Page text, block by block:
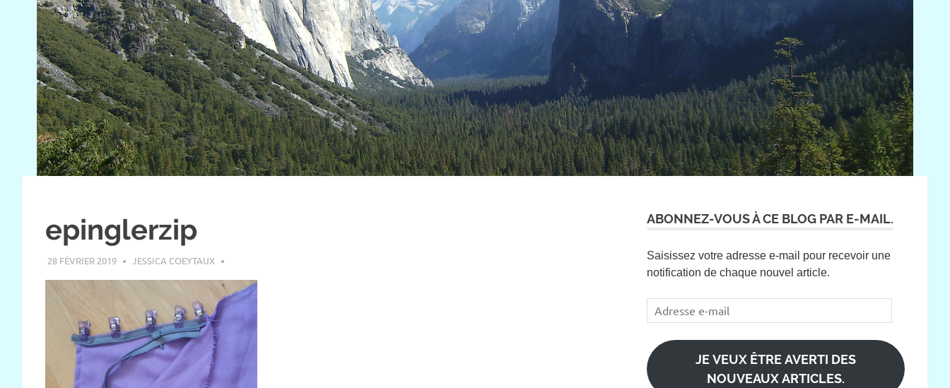
epinglerzip
28 FÉVRIER 2019 JESSICA COEYTAUX
ABONNEZ-VOUS À CE BLOG PAR E-MAIL.
Saisissez votre adresse e-mail pour recevoir une
notification de chaque nouvel article.
Adresse
e-
mail
JE VEUX ÊTRE AVERTI DES
NOUVEAUX ARTICLES.